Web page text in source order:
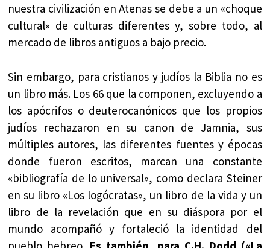
nuestra civilización en Atenas se debe a un «choque
cultural» de culturas diferentes y, sobre todo, al
mercado de libros antiguos a bajo precio.
Sin embargo, para cristianos y judíos la Biblia no es
un libro más. Los 66 que la componen, excluyendo a
los apócrifos o deuterocanónicos que los propios
judíos rechazaron en su canon de Jamnia, sus
múltiples autores, las diferentes fuentes y épocas
donde fueron escritos, marcan una constante
«bibliografía de lo universal», como declara Steiner
en su libro «Los logócratas», un libro de la vida y un
libro de la revelación que en su diáspora por el
mundo acompañó y fortaleció la identidad del